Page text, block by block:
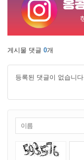
게시물 댓글 0개
등록된 댓글이 없습니다.